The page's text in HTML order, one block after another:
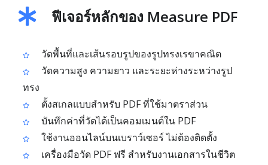
ฟีเจอร์หลักของ Measure PDF
วัดพื้นที่และเส้นรอบรูปของรูปทรงเรขาคณิต
วัดความสูง ความยาว และระยะห่างระหว่างรูป
ทรง
ตั้งสเกลแบบสำหรับ PDF ที่ใช้มาตราส่วน
บันทึกค่าที่วัดได้เป็นคอมเมนต์ใน PDF
ใช้งานออนไลน์บนเบราว์เซอร์ ไม่ต้องติดตั้ง
เครื่องมือวัด PDF ฟรี สำหรับงานเอกสารในชีวิต